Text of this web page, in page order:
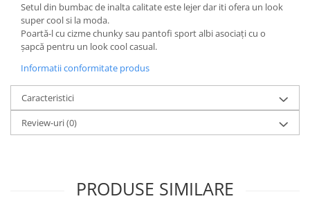
Setul din bumbac de inalta calitate este lejer dar iti ofera un look
super cool si la moda.
Poartă-l cu cizme chunky sau pantofi sport albi asociați cu o
șapcă pentru un look cool casual.
Informatii conformitate produs
Caracteristici
Review-uri(0)
PRODUSE SIMILARE